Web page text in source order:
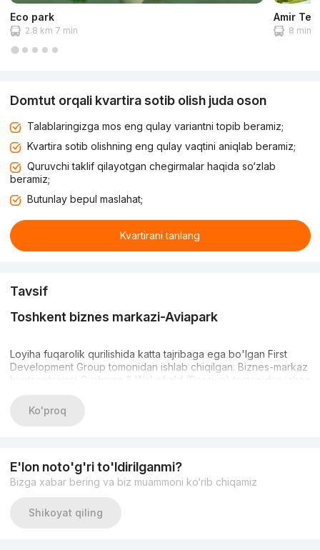
Eco park
2.8 km 7 min
Amir
8 min
Domtut orqali kvartira sotib olish juda oson
Talablaringizga mos eng qulay variantni topib beramiz;
Kvartira sotib olishning eng qulay vaqtini aniqlab beramiz;
Quruvchi taklif qilayotgan chegirmalar haqida so‘zlab
beramiz;
Butunlay bepul maslahat;
Kvartirani tanlang
Tavsif
Toshkent biznes markazi-Aviapark
Loyiha fuqarolik qurilishida katta tajribaga ega bo'lgan First
Development Group tomonidan ishlab chiqilgan. Biznes-markaz
kontseptsiyasi Cushman & Wakefield (Rossiya) tomonidan jahon
sinfining barcha standartlariga, shu jumladan boshqaruv
kompaniyasi, 24 soatlik xavfsizlik, dam olish zonasi va boshqa
Infratuzilma
AVIAPARK biznes markazi Elbek ko'chasida joylashgan"
Ko'proq
E'lon noto'g'ri to'ldirilganmi?
Bizga xabar bering va biz muammoni ko‘rib chiqamiz
Shikoyat qiling